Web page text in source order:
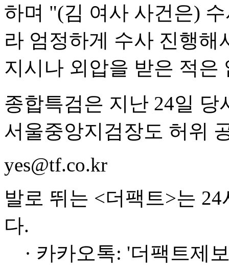
하며 "(김 여사 사건은)
라 엄정하게 수사 진행
지시나 외압을 받은 적은
종합특검은 지난 24일
서울중앙지검장도 허위
yes@tf.co.kr
발로 뛰는 <더팩트>는
다.
· 카카오톡: '더팩트제